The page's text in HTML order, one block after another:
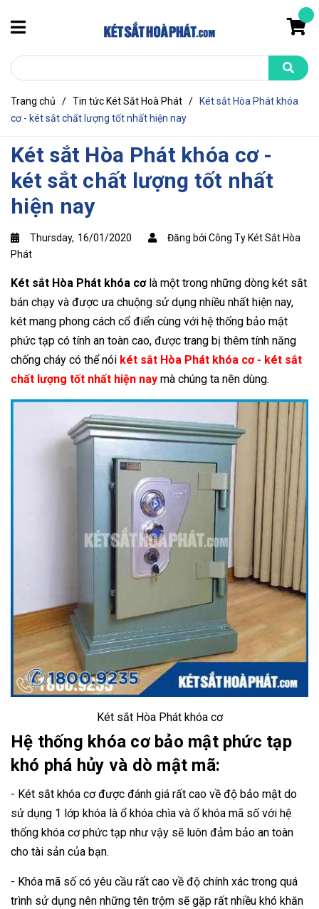
Trang chủ / Tin tức Két Sắt Hoà Phát /
Két sắt Hòa Phát khóa
cơ - két sắt chất lượng tốt nhất hiện nay
Két sắt Hòa Phát khóa cơ -
két sắt chất lượng tốt nhất
hiện nay
Thursday, 16/01/2020
Đăng bởi Công Ty Két Sắt Hòa
Phát
Két sắt Hòa Phát khóa cơlà một trong những dòng két sắt
bán chạy và được ưa chuộng sử dụng nhiều nhất hiện nay,
két mang phong cách cổ điển cùng với hệ thống bảo mật
phức tạp có tính an toàn cao, được trang bị thêm tính năng
chống cháy có thể nói két sắt Hòa Phát khóa cơ - két sắt
chất lượng tốt nhất hiện nay mà chúng ta nên dùng.
Két sắt Hòa Phát khóa cơ
Hệ thống khóa cơ bảo mật phức tạp
khó phá hủy và dò mật mã:
- Két sắt khóa cơ được đánh giá rất cao về độ bảo mật do
sử dụng 1 lớp khóa là ổ khóa chìa và ổ khóa mã số với hệ
thống khóa cơ phức tạp như vậy sẽ luôn đảm bảo an toàn
cho tài sản của bạn.
- Khóa mã số có yêu cầu rất cao về độ chính xác trong quá
trình sử dụng nên những tên trộm sẽ gặp rất nhiều khó khăn